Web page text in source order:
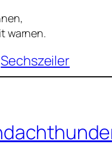
warnen.
Sechszeiler